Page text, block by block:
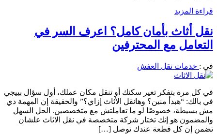
قراءة المزيد
نقل أثاث بأمان كامل؟ اعرف السر في
التعامل مع المحترفين
في : خدمات نقل العفش
في كل مرة بتفكر تغير سكنك أو تنقل مكان عملك، أول سؤال بييجي
في بالك: “هبدأ منين؟ وهانقل الأثاث إزاي؟” والحقيقة إن المهمة دي
مش بسيطة، خصوصًا لو ما تعاملتش مع متخصصين. الحل السهل
والمضمون هو إنك تختار شركة متخصصة في نقل الاثاث علشان
تضمن إن كل قطعة عندك توصل […]